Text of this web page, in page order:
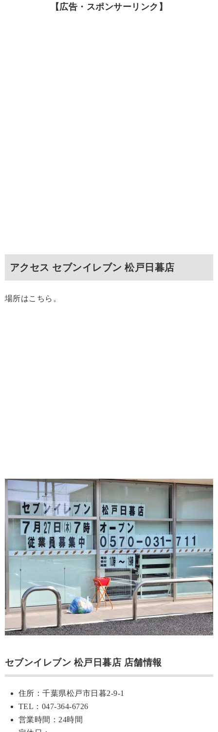
【広告・スポンサーリンク】
アクセス セブンイレブン 松戸日暮店
場所はこちら。
セブンイレブン 松戸日暮店 店舗情報
住所：千葉県松戸市日暮2-9-1
TEL：047-364-6726
営業時間：24時間